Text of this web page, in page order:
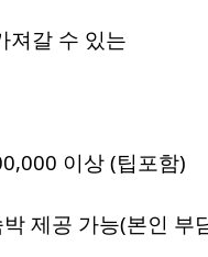
져갈 수 있는
이상 (팁포함)
제공 가능(본인 부